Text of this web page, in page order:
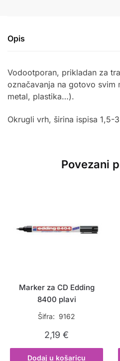
Opis
Vodootporan, prikladan za
označavanja na gotovo svim
metal, plastika…).
Okrugli vrh, širina ispisa 1,5-
Povezani
Marker za CD Edding
8400 plavi
Šifra: 9162
2,19€
Dodaj u košaricu